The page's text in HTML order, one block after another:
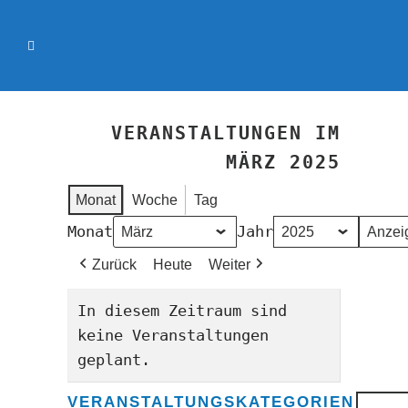
VERANSTALTUNGEN IM
MÄRZ 2025
Monat Woche Tag
Monat Jahr
Zurück Heute Weiter
In diesem Zeitraum sind
keine Veranstaltungen
geplant.
VERANSTALTUNGSKATEGORIEN